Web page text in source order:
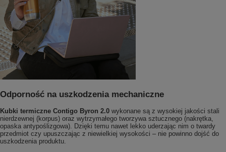
Odporność na uszkodzenia mechaniczne
Kubki termiczne Contigo Byron 2.0 wykonane są z wysokiej jakości stali
nierdzewnej (korpus) oraz wytrzymałego tworzywa sztucznego (nakrętka,
opaska antypoślizgowa). Dzięki temu nawet lekko uderzając nim o twardy
przedmiot czy upuszczając z niewielkiej wysokości – nie powinno dojść do
uszkodzenia produktu.